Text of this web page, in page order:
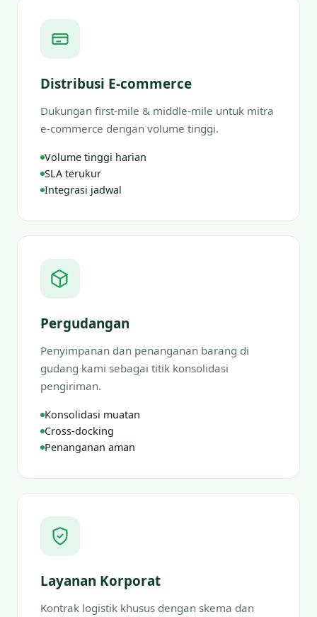
Distribusi E-commerce
Dukungan first-mile & middle-mile untuk mitra
e-commerce dengan volume tinggi.
Volume tinggi harian
SLA terukur
Integrasi jadwal
Pergudangan
Penyimpanan dan penanganan barang di
gudang kami sebagai titik konsolidasi
pengiriman.
Konsolidasi muatan
Cross-docking
Penanganan aman
Layanan Korporat
Kontrak logistik khusus dengan skema dan